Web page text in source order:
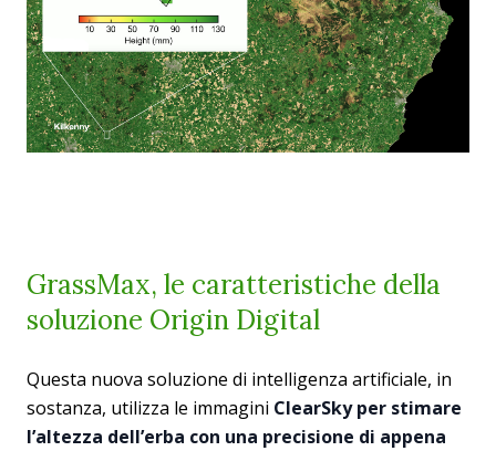
GrassMax, le caratteristiche della
soluzione Origin Digital
Questa nuova soluzione di intelligenza artificiale, in
sostanza, utilizza le immagini ClearSky per stimare
l’altezza dell’erba con una precisione di appena